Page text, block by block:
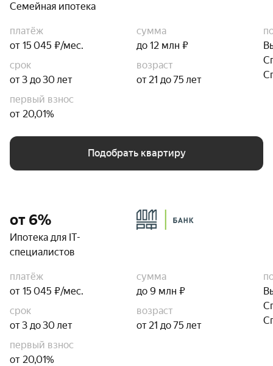
Семейная ипотека
платёж
от 15 045 ₽/мес.
сумма
до 12 млн ₽
срок
от 3 до 30 лет
возраст
от 21 до 75 лет
первый взнос
от 20,01%
Подобрать квартиру
от 6%
Ипотека для IT-
специалистов
платёж
от 15 045 ₽/мес.
сумма
до 9 млн ₽
срок
от 3 до 30 лет
возраст
от 21 до 75 лет
первый взнос
от 20,01%